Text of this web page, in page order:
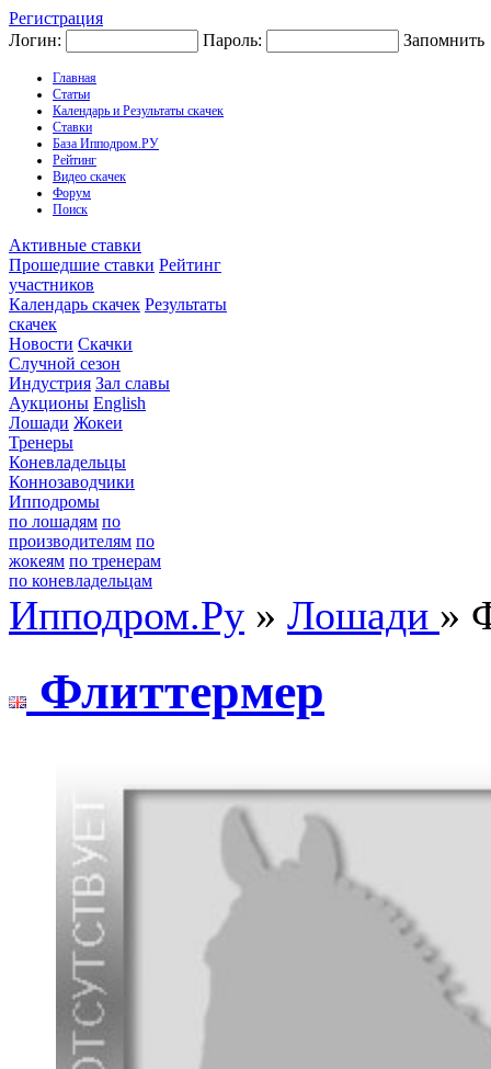
Регистрация
Логин:
Пароль: Запомнить
Главная
Статьи
Календарь и Результаты скачек
Ставки
База Ипподром.РУ
Рейтинг
Видео скачек
Форум
Поиск
Активные ставки
Прошедшие ставки Рейтинг
участников
Календарь скачек Результаты
скачек
Новости Скачки
Случной сезон
Индустрия Зал славы
Аукционы English
Лошади Жокеи
Тренеры
Коневладельцы
Коннозаводчики
Ипподромы
по лошадям по
производителям по
жокеям по тренерам
по коневладельцам
Ипподром.Ру » Лошади »
Флиттepмep